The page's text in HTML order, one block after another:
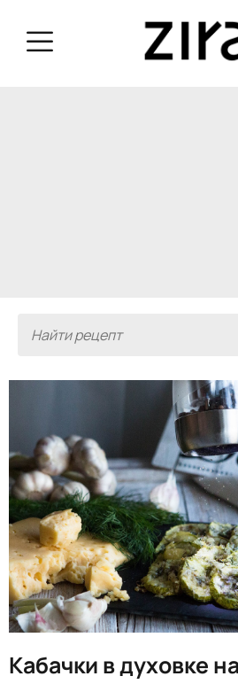
Кабачки в духовке